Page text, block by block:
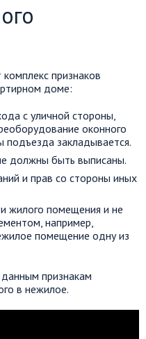
признаков
доме:
с уличной стороны,
оконного
подъезда закладывается.
должны быть выписаны.
и прав со стороны иных
жилого помещения и не
например,
помещение одну из
признакам
в нежилое.